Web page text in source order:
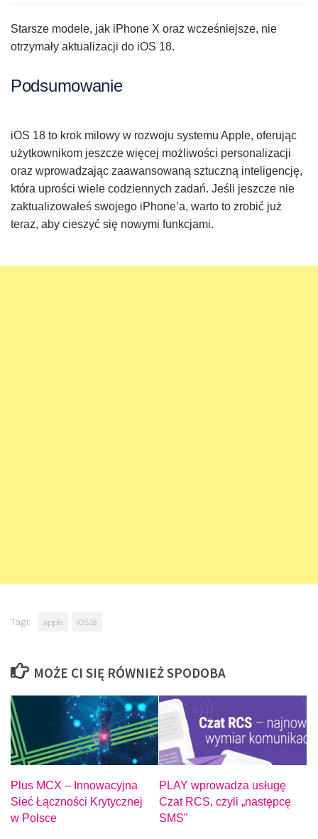
Starsze modele, jak iPhone X oraz wcześniejsze, nie
otrzymały aktualizacji do iOS 18.
Podsumowanie
iOS 18 to krok milowy w rozwoju systemu Apple, oferując
użytkownikom jeszcze więcej możliwości personalizacji
oraz wprowadzając zaawansowaną sztuczną inteligencję,
która uprości wiele codziennych zadań. Jeśli jeszcze nie
zaktualizowałeś swojego iPhone’a, warto to zrobić już
teraz, aby cieszyć się nowymi funkcjami.
Tagi: apple iOS18
MOŻE CI SIĘ RÓWNIEŻ SPODOBA
Plus MCX – Innowacyjna
Sieć Łączności Krytycznej
w Polsce
PLAY wprowadza usługę
Czat RCS, czyli „następcę
SMS”